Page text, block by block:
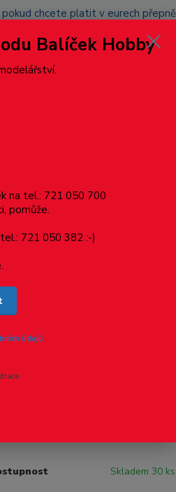
pokud chcete platit v eurech
opětovnou platbou za poštovné,
pájecích hrotů,
THERMALTRONICS Typ
špony Další informace
Skladem 30 ks
Balíček Hobby
na tel.: 721 050 700
pomůže.
721 050 382 :-)
údajů.